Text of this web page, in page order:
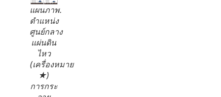
แผนภาพ.
ตำแหน่ง
ศูนย์กลาง
แผ่นดิน
ไหว
(เครื่องหมาย
★)
การกระ